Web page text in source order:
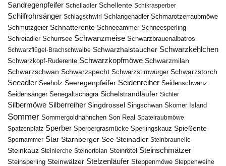
Sandregenpfeifer Schelladler Schellente Schikrasperber
Schilfrohrsänger Schlagschwirl Schlangenadler Schmarotzerraubmöwe
Schmutzgeier Schnatterente Schneeammer Schneesperling
Schreiadler Schurrsee Schwanzmeise Schwarzbrauenalbatros
Schwarzflügel-Brachschwalbe Schwarzhalstaucher Schwarzkehlchen
Schwarzkopf-Ruderente Schwarzkopfmöwe Schwarzmilan
Schwarzschwan Schwarzspecht Schwarzstirnwürger Schwarzstorch
Seeadler Seeholz Seeregenpfeifer Seidenreiher Seidenschwanz
Seidensänger Senegaltschagra Sichelstrandläufer Sichler
Silbermöwe Silberreiher Singdrossel Singschwan Skomer Island
Sommer Sommergoldhähnchen Son Real Spatelraubmöwe
Spatzenplatz Sperber Sperbergrasmücke Sperlingskauz Spießente
Spornammer Star Starnberger See Steinadler Steinbraunelle
Steinkauz Steinlerche Steinortolan Steinrötel Steinschmätzer
Steinsperling Steinwälzer Stelzenläufer Steppenmöwe Steppenweihe